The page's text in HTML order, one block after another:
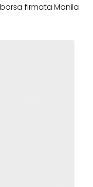
firmata Manila